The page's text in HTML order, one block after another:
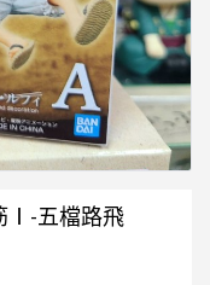
Ⅰ-五檔路飛